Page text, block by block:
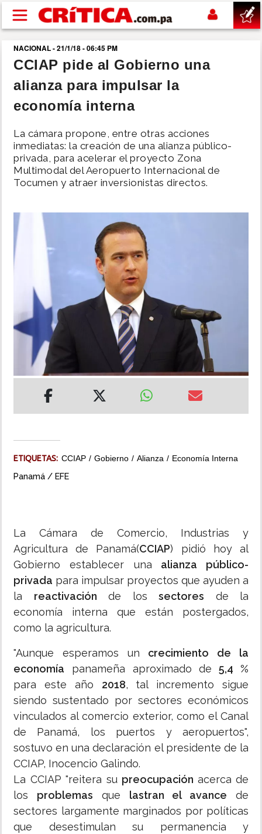
Pasar al contenido principal
buscar
SUCESOS
POLÍTICA
SHOW
DEPORTES
MUNDO
MULTIMEDIA
IMPRESO
NACIONAL - 21/1/18 - 06:45 PM
CCIAP pide al Gobierno una
alianza para impulsar la
economía interna
La cámara propone, entre otras acciones
inmediatas: la creación de una alianza público-
privada, para acelerar el proyecto Zona
Multimodal del Aeropuerto Internacional de
Tocumen y atraer inversionistas directos.
ETIQUETAS: CCIAP Gobierno Alianza Economía Interna
Panamá / EFE
La Cámara de Comercio, Industrias y
Agricultura de Panamá(CCIAP) pidió hoy al
Gobierno establecer una alianza público-
privada para impulsar proyectos que ayuden a
la reactivación de los sectores de la
economía interna que están postergados,
como la agricultura.
"Aunque esperamos un crecimiento de la
economía panameña aproximado de 5,4 %
para este año 2018, tal incremento sigue
siendo sustentado por sectores económicos
vinculados al comercio exterior, como el Canal
de Panamá, los puertos y aeropuertos",
sostuvo en una declaración el presidente de la
CCIAP, Inocencio Galindo.
La CCIAP "reitera su preocupación acerca de
los problemas que lastran el avance de
sectores largamente marginados por políticas
que desestimulan su permanencia y